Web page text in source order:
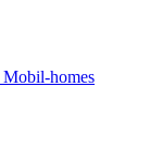
Mobil-homes